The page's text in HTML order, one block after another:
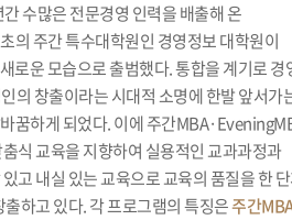
수많은 전문경영 인력을 배출해 온
의 주간 특수대학원인 경영정보 대학원이
로운 모습으로 출범했다. 통합을 계기로 경
의 창출이라는 시대적 소명에 한발 앞서가
꿈하게 되었다. 이에 주간
식 교육을 지향하여 실용적인 교과과정과
고 내실 있는 교육으로 교육의 품질을 한
하고 있다. 각 프로그램의 특징은주간